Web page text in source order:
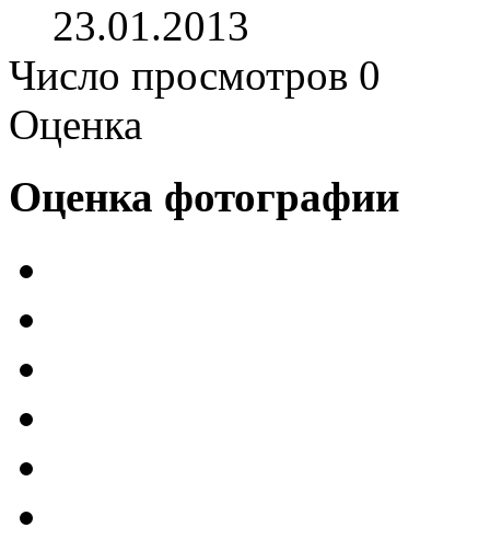
23.01.2013
Число просмотров 0
Оценка
Оценка фотографии